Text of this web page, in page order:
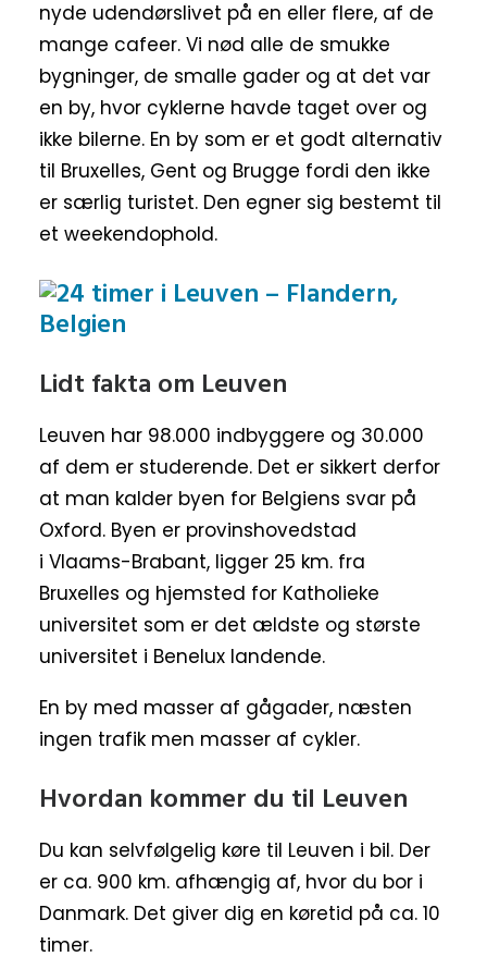
nyde udendørslivet på en eller flere, af de
mange cafeer. Vi nød alle de smukke
bygninger, de smalle gader og at det var
en by, hvor cyklerne havde taget over og
ikke bilerne. En by som er et godt alternativ
til Bruxelles, Gent og Brugge fordi den ikke
er særlig turistet. Den egner sig bestemt til
et weekendophold.
Lidt fakta om Leuven
Leuven har 98.000 indbyggere og 30.000
af dem er studerende. Det er sikkert derfor
at man kalder byen for Belgiens svar på
Oxford. Byen er provinshovedstad
i Vlaams-Brabant, ligger 25 km. fra
Bruxelles og hjemsted for Katholieke
universitet som er det ældste og største
universitet i Benelux landende.
En by med masser af gågader, næsten
ingen trafik men masser af cykler.
Hvordan kommer du til Leuven
Du kan selvfølgelig køre til Leuven i bil. Der
er ca. 900 km. afhængig af, hvor du bor i
Danmark. Det giver dig en køretid på ca. 10
timer.